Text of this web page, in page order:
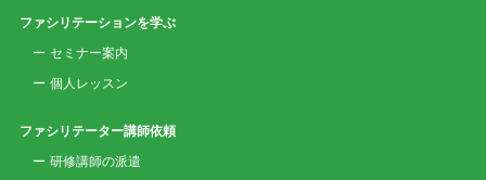
ファシリテーションを学ぶ
セミナー案内
個人レッスン
ファシリテーター講師依頼
研修講師の派遣